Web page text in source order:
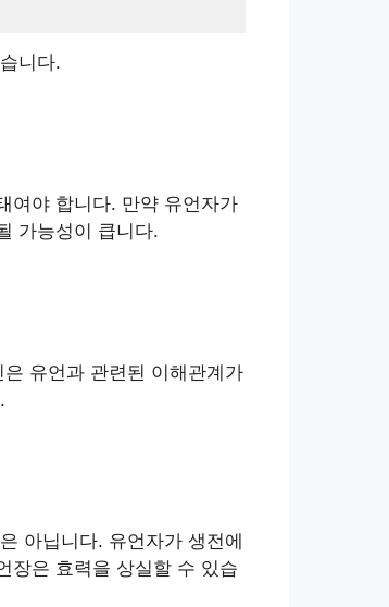
니다.
여야 합니다. 만약 유언자가
가능성이 큽니다.
유언과 관련된 이해관계가
아닙니다. 유언자가 생전에
장은 효력을 상실할 수 있습